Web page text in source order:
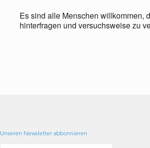
Es sind alle Menschen willkommen,
hinterfragen und versuchsweise zu
Unseren Newsletter abbonnieren